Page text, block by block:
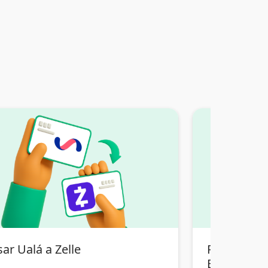
Ualá a Zelle
Pasar
Bolivia a